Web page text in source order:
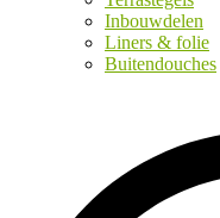
Inbouwdelen
Liners & folie
Buitendouches